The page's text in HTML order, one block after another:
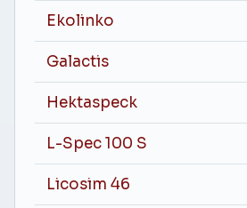
Ekolinko
Galactis
Hektaspeck
L-Spec 100 S
Licosim 46